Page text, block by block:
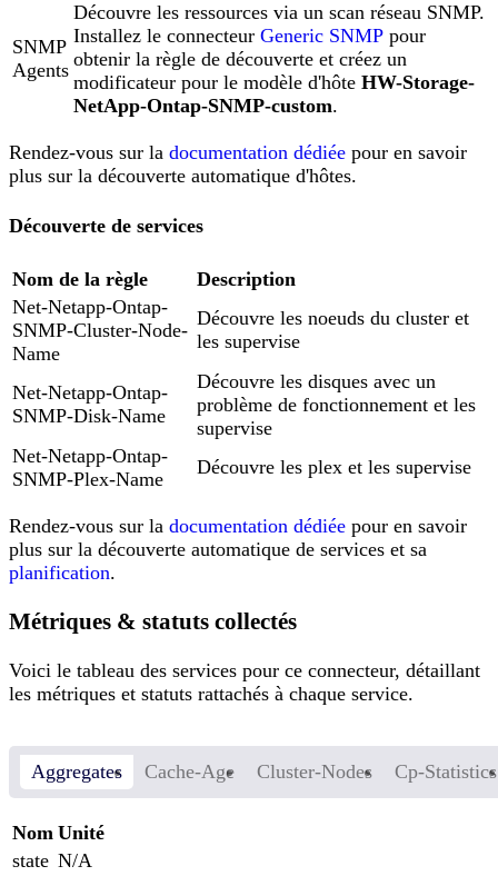
SNMP
Agents
Découvre les ressources via un scan réseau SNMP.
Installez le connecteur Generic SNMP pour
obtenir la règle de découverte et créez un
modificateur pour le modèle d'hôte HW-Storage-
NetApp-Ontap-SNMP-custom.
Rendez-vous sur la documentation dédiée pour en savoir
plus sur la découverte automatique d'hôtes.
Découverte de services
Nom de la règle
Description
Net-Netapp-Ontap-
SNMP-Cluster-Node-
Name
Découvre les noeuds du cluster et
les supervise
Net-Netapp-Ontap-
SNMP-Disk-Name
Découvre les disques avec un
problème de fonctionnement et les
supervise
Net-Netapp-Ontap-
SNMP-Plex-Name
Découvre les plex et les supervise
Rendez-vous sur la documentation dédiée pour en savoir
plus sur la découverte automatique de services et sa
planification.
Métriques & statuts collectés
Voici le tableau des services pour ce connecteur, détaillant
les métriques et statuts rattachés à chaque service.
Aggregates Cache-Age Cluster-Nodes Cp-Statistics
Nom Unité
state N/A